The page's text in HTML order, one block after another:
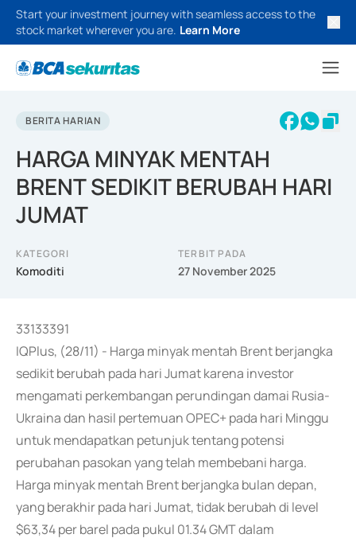
Start your investment journey with seamless access to the
stock market wherever you are. Learn More
BERITA HARIAN
HARGA MINYAK MENTAH
BRENT SEDIKIT BERUBAH HARI
JUMAT
KATEGORI
Komoditi
TERBIT PADA
27 November 2025
33133391
IQPlus, (28/11) - Harga minyak mentah Brent berjangka
sedikit berubah pada hari Jumat karena investor
mengamati perkembangan perundingan damai Rusia-
Ukraina dan hasil pertemuan OPEC+ pada hari Minggu
untuk mendapatkan petunjuk tentang potensi
perubahan pasokan yang telah membebani harga.
Harga minyak mentah Brent berjangka bulan depan,
yang berakhir pada hari Jumat, tidak berubah di level
$63,34 per barel pada pukul 01.34 GMT dalam